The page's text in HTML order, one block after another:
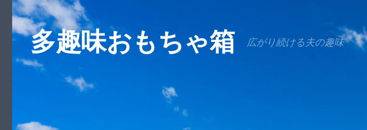
コンテンツへスキップ
多趣味おもちゃ箱 広がり続ける夫の趣味